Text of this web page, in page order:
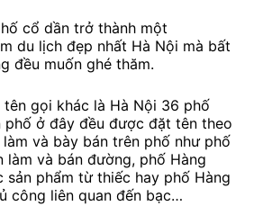
cổ dần trở thành một
du lịch đẹp nhất Hà Nội mà bất
đều muốn ghé thăm.
tên gọi khác là Hà Nội 36 phố
ở đây đều được đặt tên theo
và bày bán trên phố như phố
làm và bán đường, phố Hàng
sản phẩm từ thiếc hay phố Hàng
công liên quan đến bạc…